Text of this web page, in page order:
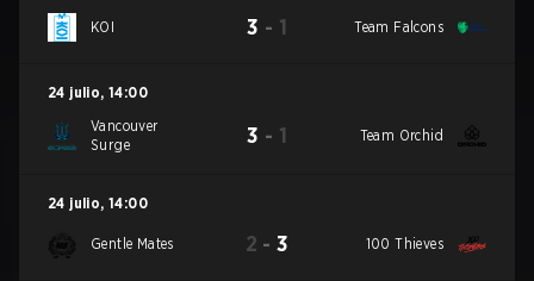
KOI 3 - 1 Team Falcons
24 julio, 14:00
Vancouver
Surge
3 - 1 Team Orchid
24 julio, 14:00
Gentle Mates 2 -3 100 Thieves